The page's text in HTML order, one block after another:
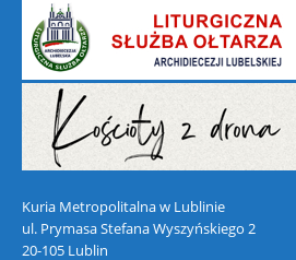
Kuria Metropolitalna w Lublinie
ul. Prymasa Stefana Wyszyńskiego 2
20-105 Lublin